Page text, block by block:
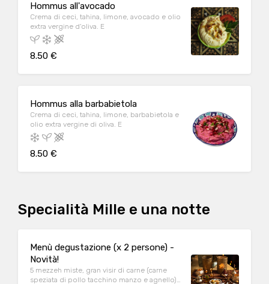
Hommus all'avocado
Crema di ceci, tahina, limone, avocado e olio
extra vergine d'oliva. E
8.50 €
Hommus alla barbabietola
Crema di ceci, tahina, limone, barbabietola e
olio extra vergine di oliva. E
8.50 €
Specialità Mille e una notte
Menù degustazione (x 2 persone) -
Novità!
5 mezzeh miste, gran visir di carne (carne
speziata di pollo tacchino manzo e agnello),